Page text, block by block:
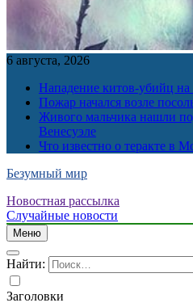
6 августа, 2026
Нападение китов-убийц на
Пожар начался возле
Живого мальчика нашли
Венесуэле
Что известно о теракте в
Безумный мир
Новостная рассылка
Случайные новости
Меню
Найти:
Заголовки